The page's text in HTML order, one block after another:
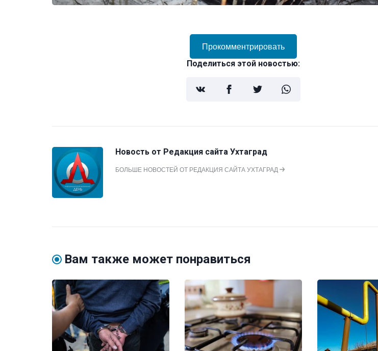
Прокомментрировать
Поделиться этой новостью:
Новость от Редакция сайта Ухтаград
БОЛЬШЕ НОВОСТЕЙ ОТ РЕДАКЦИЯ САЙТА УХТАГРАД
Вам также может понравиться